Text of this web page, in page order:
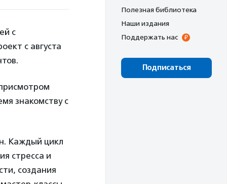
с
с августа
знакомству с
Каждый цикл
стресса и
создания
Полезная библиотека
Наши издания
Поддержать нас
Подписаться